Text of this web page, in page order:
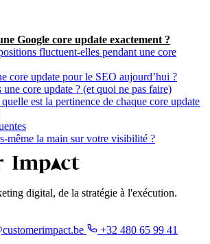
Google core update exactement ?
fluctuent-elles pendant une core
core update pour le SEO aujourd’hui ?
une core update ? (et quoi ne pas faire)
est la pertinence de chaque core update
même la main sur votre visibilité ?
digital, de la stratégie à l'exécution.
+32 480 65 99 41